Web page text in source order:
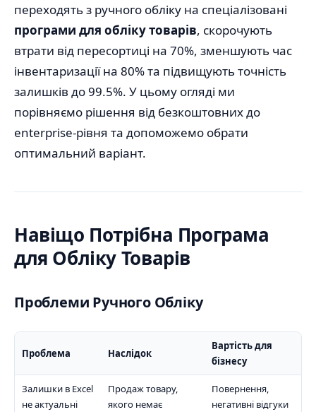
переходять з ручного обліку на спеціалізовані
програми для обліку товарів, скорочують
втрати від пересортиці на 70%, зменшують час
інвентаризації на 80% та підвищують точність
залишків до 99.5%. У цьому огляді ми
порівняємо рішення від безкоштовних до
enterprise-рівня та допоможемо обрати
оптимальний варіант.
Навіщо Потрібна Програма
для Обліку Товарів
Проблеми Ручного Обліку
Проблема Наслідок
Вартість для
бізнесу
Залишки в Excel
не актуальні
Продаж товару,
якого немає
Повернення,
негативні відгуки